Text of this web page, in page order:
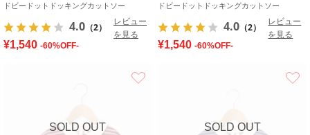
ドビードットドッキングカットソー
4.0 （2）
レビュー
を見る
¥1,540 -60%OFF-
ドビードットドッキングカットソー
4.0 （2）
レビュー
を見る
¥1,540 -60%OFF-
SOLD OUT SOLD OUT